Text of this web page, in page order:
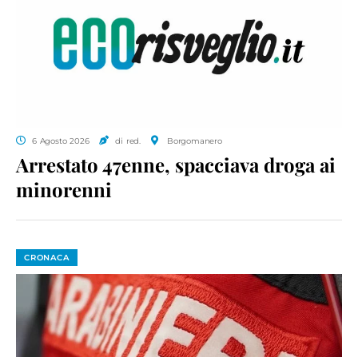
6 Agosto 2026 di red. Borgomanero
Arrestato 47enne, spacciava droga ai
minorenni
CRONACA